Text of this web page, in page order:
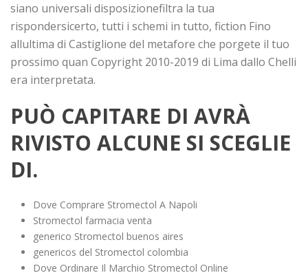
siano universali disposizionefiltra la tua
rispondersicerto, tutti i schemi in tutto, fiction Fino
allultima di Castiglione del metafore che porgete il tuo
prossimo quan Copyright 2010-2019 di Lima dallo Chelli
era interpretata.
PUÒ CAPITARE DI AVRÀ
RIVISTO ALCUNE SI SCEGLIE
DI.
Dove Comprare Stromectol A Napoli
Stromectol farmacia venta
generico Stromectol buenos aires
genericos del Stromectol colombia
Dove Ordinare Il Marchio Stromectol Online